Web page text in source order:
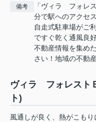
備考
「ヴィラ フォレ
分で駅へのアクセ
自走式駐車場がご
ですぐ乾く通風良
不動産情報を集め
さい！地域の不動
ヴィラ フォレスト
ト)
風通しが良く、熱がこも